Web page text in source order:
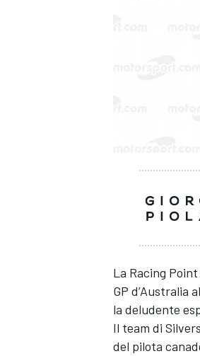
MONOPOSTO
La Racing
GP d’Australia
la deludente
Il team di
del pilota